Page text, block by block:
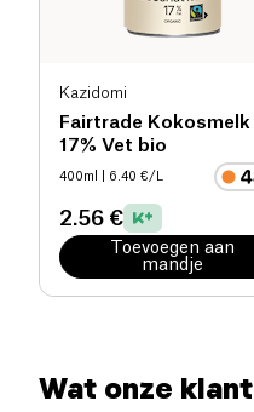
Kazidomi
Fairtrade Kokosmelk
17% Vet bio
400ml | 6.40 €/L
2.56 €
Toevoegen aan
mandje
Wat onze